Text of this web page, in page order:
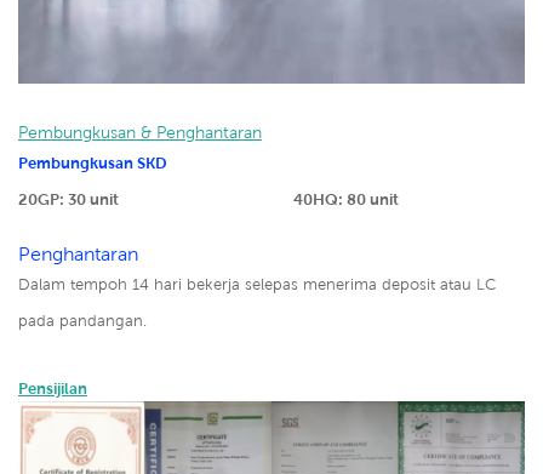
Pembungkusan & Penghantaran
Pembungkusan SKD
20GP: 30 unit
40HQ: 80 unit
Penghantaran
Dalam tempoh 14 hari bekerja selepas menerima deposit atau LC
pada pandangan.
Pensijilan